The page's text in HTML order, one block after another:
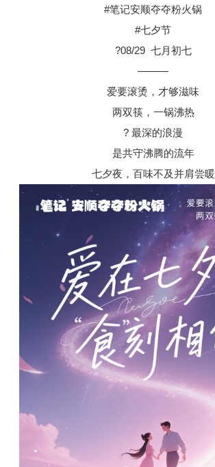
#笔记安顺夺夺粉火锅
#七夕节
?08/29 七月初七
———
爱要滚烫，才够滋味
两双筷，一锅沸热
? 最深的浪漫
是共守沸腾的流年
七夕夜，百味不及并肩尝暖